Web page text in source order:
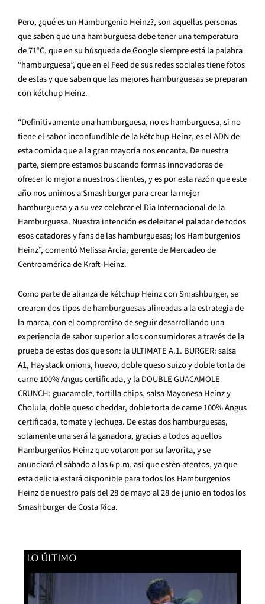
Pero, ¿qué es un Hamburgenio Heinz?, son aquellas personas
que saben que una hamburguesa debe tener una temperatura
de 71°C, que en su búsqueda de Google siempre está la palabra
“hamburguesa”, que en el Feed de sus redes sociales tiene fotos
de estas y que saben que las mejores hamburguesas se preparan
con kétchup Heinz.
“Definitivamente una hamburguesa, no es hamburguesa, si no
tiene el sabor inconfundible de la kétchup Heinz, es el ADN de
esta comida que a la gran mayoría nos encanta. De nuestra
parte, siempre estamos buscando formas innovadoras de
ofrecer lo mejor a nuestros clientes, y es por esta razón que este
año nos unimos a Smashburger para crear la mejor
hamburguesa y a su vez celebrar el Día Internacional de la
Hamburguesa. Nuestra intención es deleitar el paladar de todos
esos catadores y fans de las hamburguesas; los Hamburgenios
Heinz”, comentó Melissa Arcia, gerente de Mercadeo de
Centroamérica de Kraft-Heinz.
Como parte de alianza de kétchup Heinz con Smashburger, se
crearon dos tipos de hamburguesas alineadas a la estrategia de
la marca, con el compromiso de seguir desarrollando una
experiencia de sabor superior a los consumidores a través de la
prueba de estas dos que son: la ULTIMATE A.1. BURGER: salsa
A1, Haystack onions, huevo, doble queso suizo y doble torta de
carne 100% Angus certificada, y la DOUBLE GUACAMOLE
CRUNCH: guacamole, tortilla chips, salsa Mayonesa Heinz y
Cholula, doble queso cheddar, doble torta de carne 100% Angus
certificada, tomate y lechuga. De estas dos hamburguesas,
solamente una será la ganadora, gracias a todos aquellos
Hamburgenios Heinz que votaron por su favorita, y se
anunciará el sábado a las 6 p.m. así que estén atentos, ya que
esta delicia estará disponible para todos los Hamburgenios
Heinz de nuestro país del 28 de mayo al 28 de junio en todos los
Smashburger de Costa Rica.
LO ÚLTIMO